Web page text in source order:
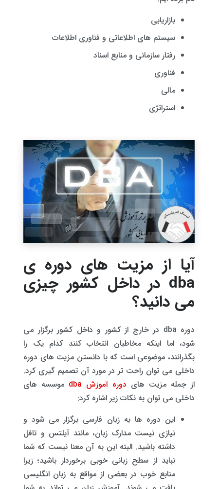
بازاریابی
سیستم های اطلاعاتی و فناوری اطلاعات
رفتار سازمانی و منابع اسناد
فناوری
مالی
استراتژی
آیا از مزیت های دوره ی
dba در داخل کشور چیزی
می دانید؟
دوره dba در خارج از کشور و داخل کشور برگزار می
شود، اما اینکه مخاطبان انتخاب کنند کدام یک را
بگذرانند، موضوعی است که با دانستن مزیت های دوره
داخلی می توان راحت تر در مورد آن تصمیم گیری کرد.
از جمله مزیت های دوره آموزش dba
موسسه های
داخلی می توان به نکات زیر اشاره کرد:
این دوره ها به زبان فارسی برگزار می شود و
نیازی نیست مدارک زبان، مانند آیلتس و تافل
داشته باشید. البته این به آن معنا نیست که شما
نباید از سطح زبانی خوبی برخوردار باشید؛ زیرا
منابع خوب در بعضی از مواقع به زبان انگلیسی